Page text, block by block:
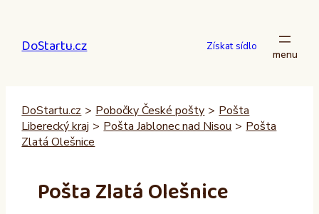
obsah
DoStartu.cz Získat sídlo
DoStartu.cz > Pobočky České pošty > Pošta
Liberecký kraj > Pošta Jablonec nad Nisou > Pošta
Zlatá Olešnice
Pošta Zlatá Olešnice